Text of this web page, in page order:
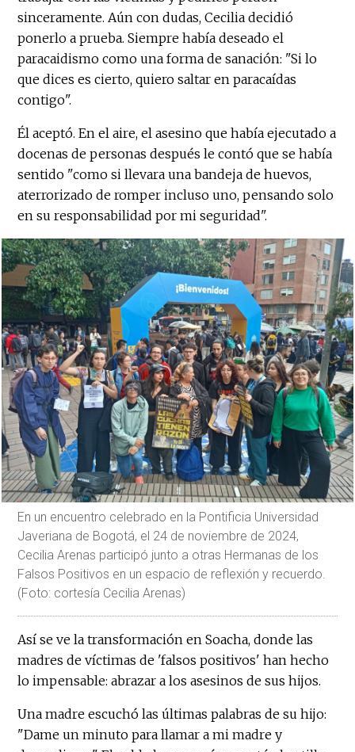
sinceramente. Aún con dudas, Cecilia decidió
ponerlo a prueba. Siempre había deseado el
paracaidismo como una forma de sanación: "Si lo
que dices es cierto, quiero saltar en paracaídas
contigo".
Él aceptó. En el aire, el asesino que había ejecutado a
docenas de personas después le contó que se había
sentido "como si llevara una bandeja de huevos,
aterrorizado de romper incluso uno, pensando solo
en su responsabilidad por mi seguridad".
En un encuentro celebrado en la Pontificia Universidad
Javeriana de Bogotá, el 24 de noviembre de 2024,
Cecilia Arenas participó junto a otras Hermanas de los
Falsos Positivos en un espacio de reflexión y recuerdo.
(Foto: cortesía Cecilia Arenas)
Así se ve la transformación en Soacha, donde las
madres de víctimas de 'falsos positivos' han hecho
lo impensable: abrazar a los asesinos de sus hijos.
Una madre escuchó las últimas palabras de su hijo:
"Dame un minuto para llamar a mi madre y